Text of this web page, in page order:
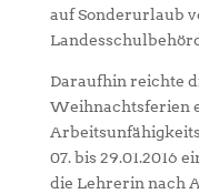
auf Sonderurlaub
Daraufhin reichte
Weihnachtsferien
07. bis 29.01.2016
die Lehrerin nach